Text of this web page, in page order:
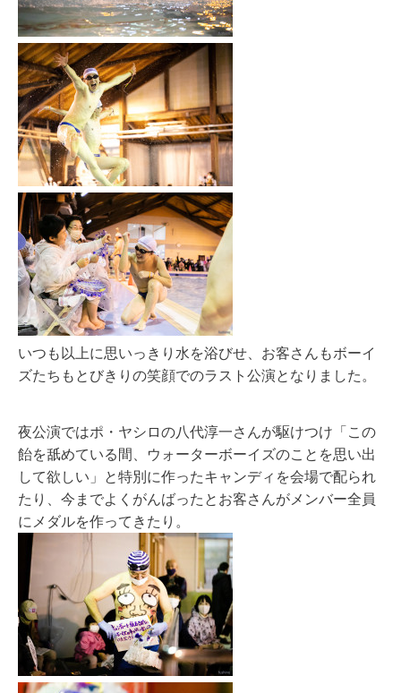
いつも以上に思いっきり水を浴びせ、お客さんもボーイ
ズたちもとびきりの笑顔でのラスト公演となりました。
夜公演ではポ・ヤシロの八代淳一さんが駆けつけ「この
飴を舐めている間、ウォーターボーイズのことを思い出
して欲しい」と特別に作ったキャンディを会場で配られ
たり、今までよくがんばったとお客さんがメンバー全員
にメダルを作ってきたり。